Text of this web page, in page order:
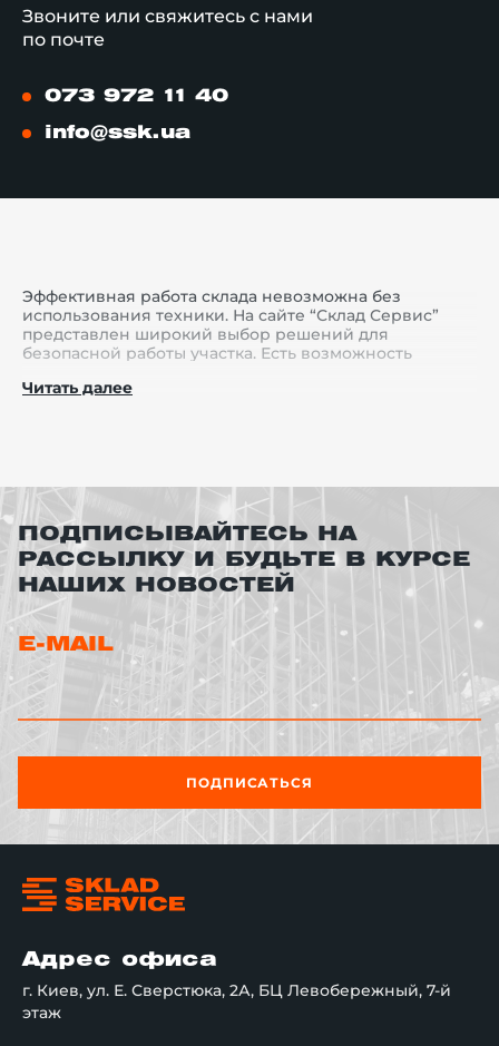
Звоните или свяжитесь с нами
по почте
073 972 11 40
info@ssk.ua
Эффективная работа склада невозможна без
использования техники. На сайте “Склад Сервис”
представлен широкий выбор решений для
безопасной работы участка. Есть возможность
выполнения любых задач. К примеру, колесный упор
Читать далее
ПОДПИСЫВАЙТЕСЬ НА
РАССЫЛКУ И БУДЬТЕ В КУРСЕ
НАШИХ НОВОСТЕЙ
E-MAIL
ПОДПИСАТЬСЯ
Адрес офиса
г. Киев, ул. Е. Сверстюка, 2А, БЦ Левобережный, 7-й
этаж